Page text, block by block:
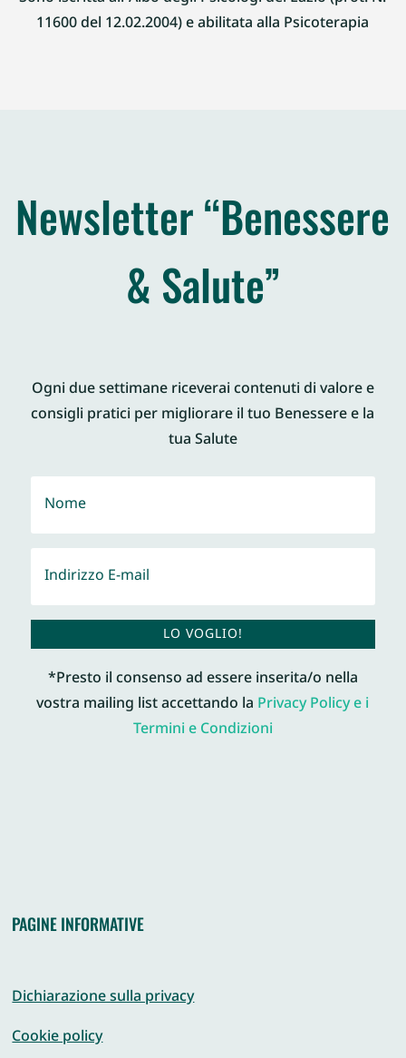
11600 del 12.02.2004) e abilitata alla Psicoterapia
Newsletter “Benessere
& Salute”
Ogni due settimane riceverai contenuti di valore e
consigli pratici per migliorare il tuo Benessere e la
tua Salute
LO VOGLIO!
*Presto il consenso ad essere inserita/o nella
vostra mailing list accettando laPrivacy Policy e i
Termini e Condizioni
PAGINE INFORMATIVE
Dichiarazione sulla privacy
Cookie policy